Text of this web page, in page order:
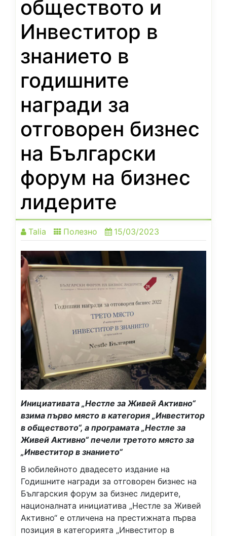
обществото и
Инвеститор в
знанието в
годишните
награди за
отговорен бизнес
на Български
форум на бизнес
лидерите
Talia Полезно 15/03/2023
Инициативата „Нестле за Живей Активно“
взима първо място в категория „Инвеститор
в обществото“, а програмата „Нестле за
Живей Активно“ печели третото място за
„Инвеститор в знанието“
В юбилейното двадесето издание на
Годишните награди за отговорен бизнес на
Българския форум за бизнес лидерите,
националната инициатива „Нестле за Живей
Активно“ е отличена на престижната първа
позиция в категорията „Инвеститор в